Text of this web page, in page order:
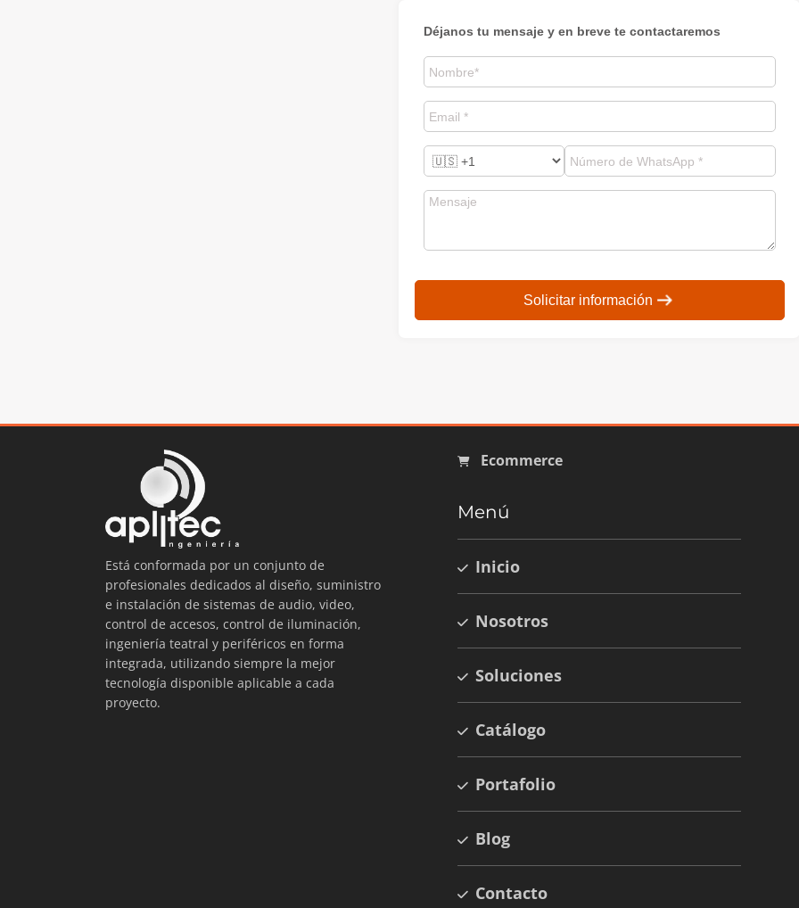
Déjanos tu mensaje y en breve te contactaremos
Solicitar información
Está conformada por un conjunto de
profesionales dedicados al diseño, suministro
e instalación de sistemas de audio, video,
control de accesos, control de iluminación,
ingeniería teatral y periféricos en forma
integrada, utilizando siempre la mejor
tecnología disponible aplicable a cada
proyecto.
Ecommerce
Menú
Inicio
Nosotros
Soluciones
Catálogo
Portafolio
Blog
Contacto